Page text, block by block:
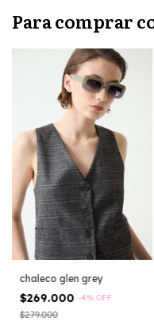
Para comprar
chaleco glen grey
$269.000 -4% OFF
$279.000